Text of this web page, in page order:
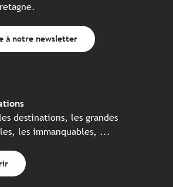
à notre newsletter
destinations, les grandes
les immanquables, ...